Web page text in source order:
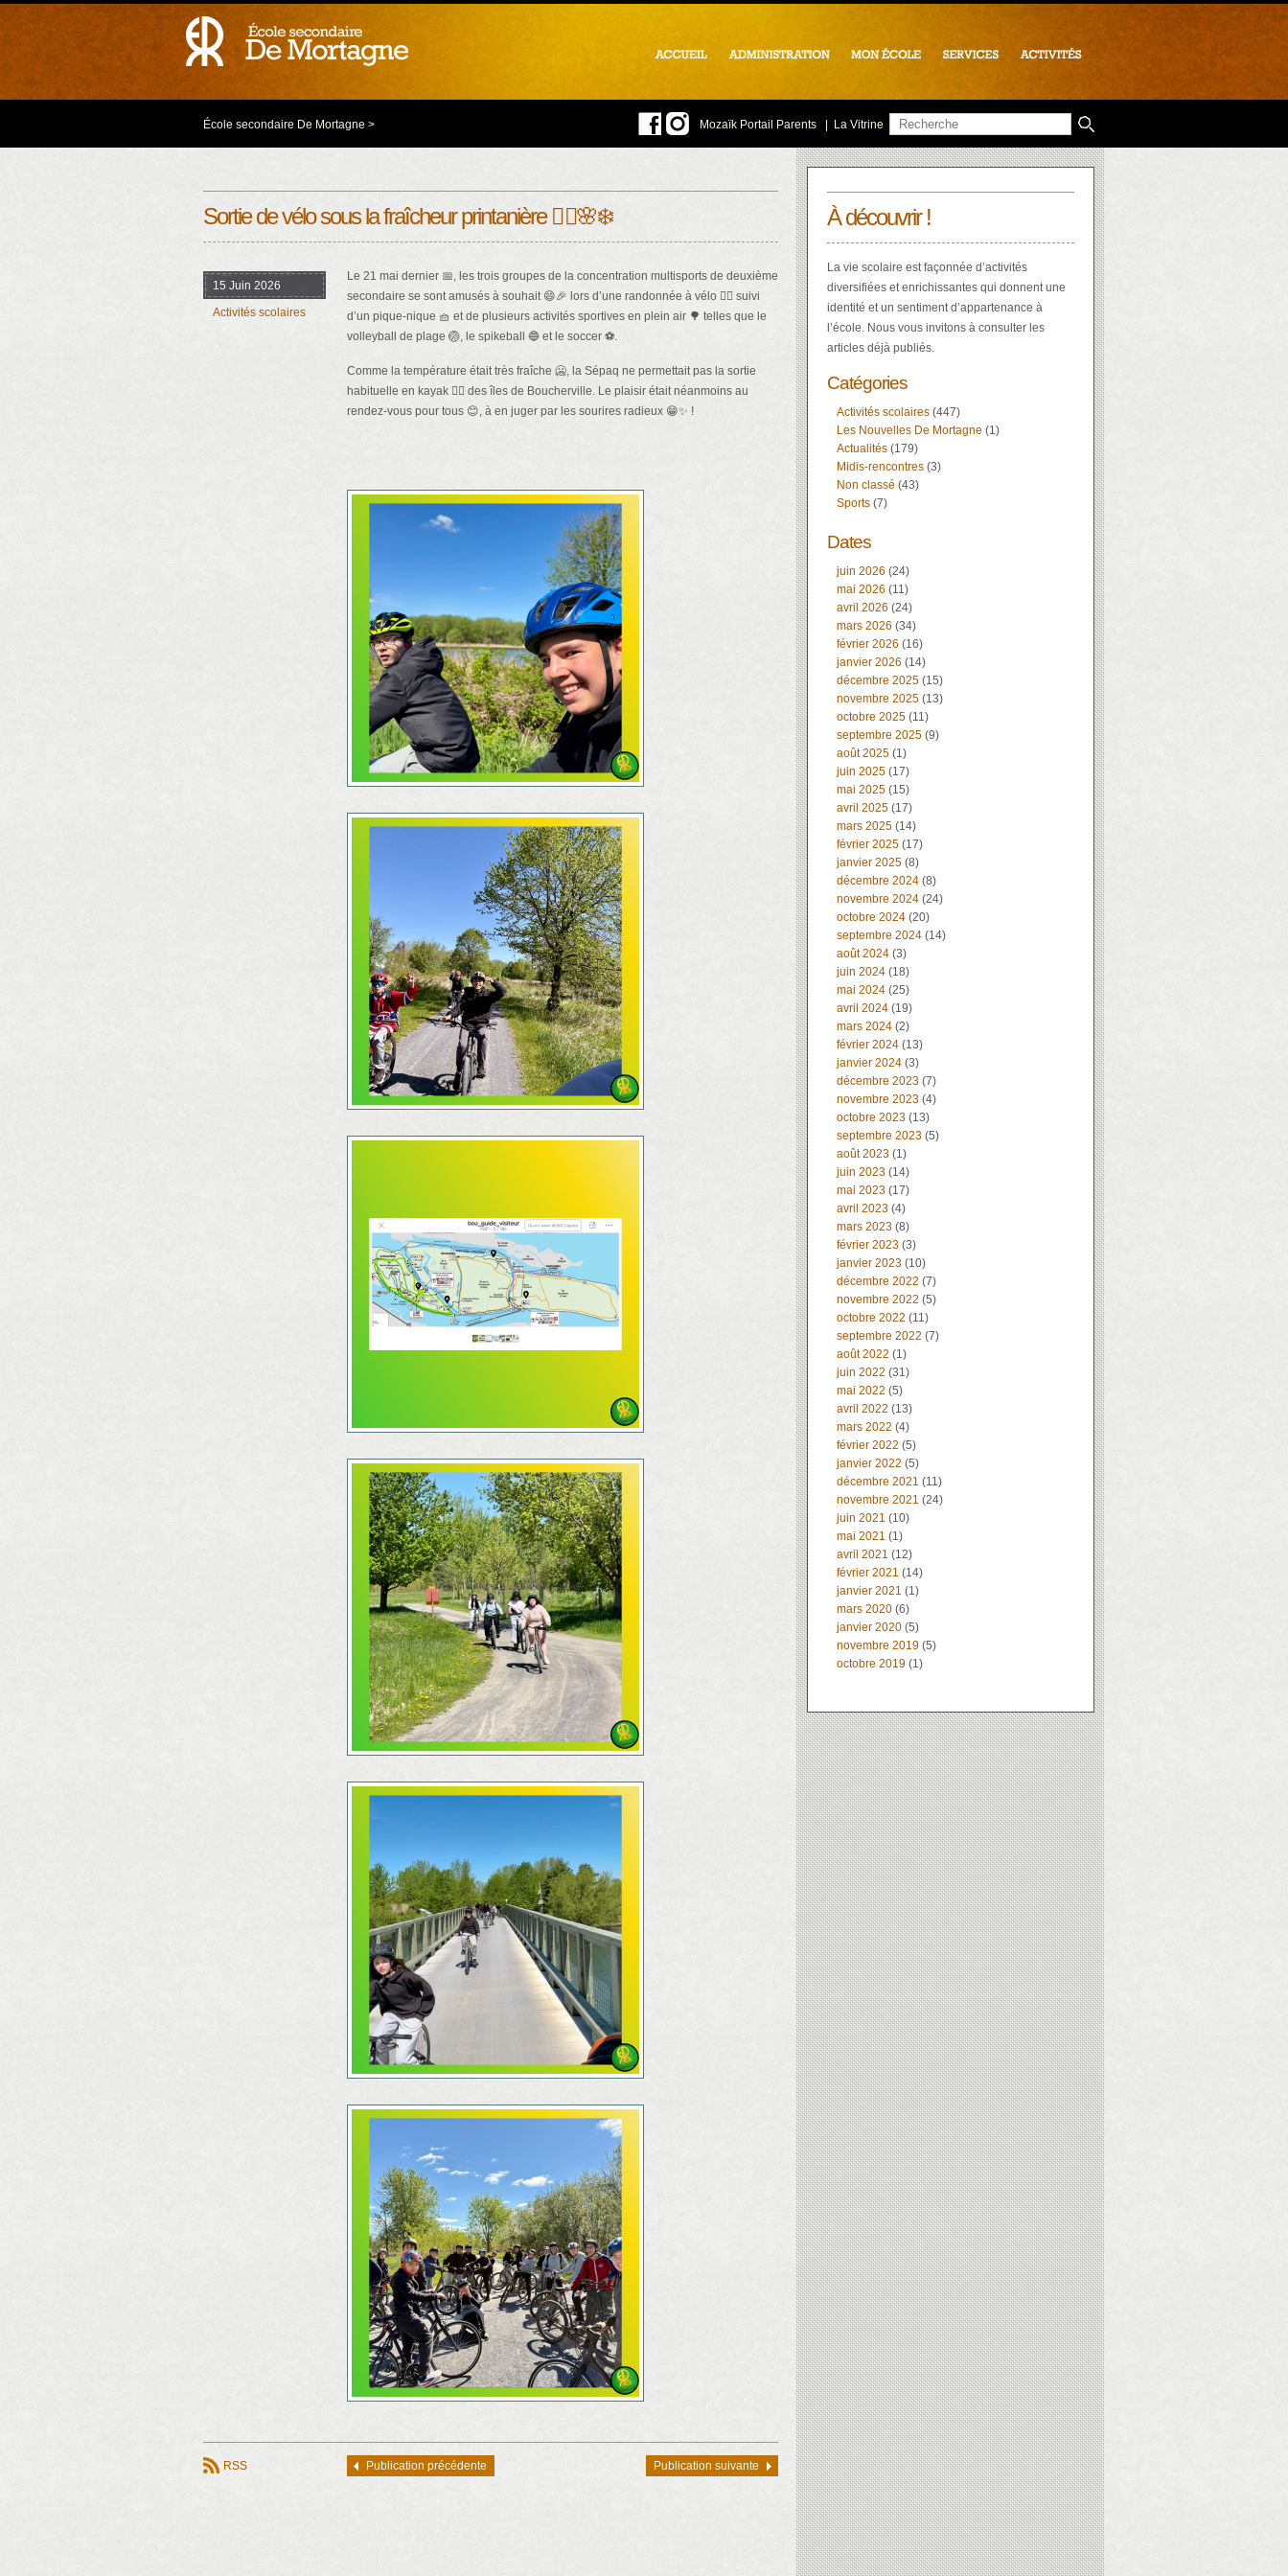
École secondaire De Mortagne > Mozaïk Portail Parents La Vitrine
Sortie de vélo sous la fraîcheur printanière 🚴‍♀️🌸❄️
15 Juin 2026
Activités scolaires
Le 21 mai dernier 📅, les trois groupes de la concentration multisports de deuxième
secondaire se sont amusés à souhait 😄🎉 lors d’une randonnée à vélo 🚴‍♂️ suivi
d’un pique-nique 🧺 et de plusieurs activités sportives en plein air 🌳 telles que le
volleyball de plage 🏐, le spikeball 🔵 et le soccer ⚽.
Comme la température était très fraîche 🥶, la Sépaq ne permettait pas la sortie
habituelle en kayak 🚣‍♂️ des îles de Boucherville. Le plaisir était néanmoins au
rendez-vous pour tous 😊, à en juger par les sourires radieux 😁✨ !
RSS Publication précédente Publication suivante
À découvrir !
La vie scolaire est façonnée d’activités
diversifiées et enrichissantes qui donnent une
identité et un sentiment d’appartenance à
l’école. Nous vous invitons à consulter les
articles déjà publiés.
Catégories
Activités scolaires (447)
Les Nouvelles De Mortagne (1)
Actualités (179)
Midis-rencontres (3)
Non classé (43)
Sports (7)
Dates
juin 2026 (24)
mai 2026 (11)
avril 2026 (24)
mars 2026 (34)
février 2026 (16)
janvier 2026 (14)
décembre 2025 (15)
novembre 2025 (13)
octobre 2025 (11)
septembre 2025 (9)
août 2025 (1)
juin 2025 (17)
mai 2025 (15)
avril 2025 (17)
mars 2025 (14)
février 2025 (17)
janvier 2025 (8)
décembre 2024 (8)
novembre 2024 (24)
octobre 2024 (20)
septembre 2024 (14)
août 2024 (3)
juin 2024 (18)
mai 2024 (25)
avril 2024 (19)
mars 2024 (2)
février 2024 (13)
janvier 2024 (3)
décembre 2023 (7)
novembre 2023 (4)
octobre 2023 (13)
septembre 2023 (5)
août 2023 (1)
juin 2023 (14)
mai 2023 (17)
avril 2023 (4)
mars 2023 (8)
février 2023 (3)
janvier 2023 (10)
décembre 2022 (7)
novembre 2022 (5)
octobre 2022 (11)
septembre 2022 (7)
août 2022 (1)
juin 2022 (31)
mai 2022 (5)
avril 2022 (13)
mars 2022 (4)
février 2022 (5)
janvier 2022 (5)
décembre 2021 (11)
novembre 2021 (24)
juin 2021 (10)
mai 2021 (1)
avril 2021 (12)
février 2021 (14)
janvier 2021 (1)
mars 2020 (6)
janvier 2020 (5)
novembre 2019 (5)
octobre 2019 (1)